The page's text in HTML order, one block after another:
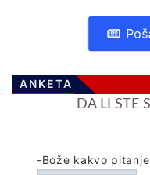
ANKETA
DA LI STE
-Bože kakvo